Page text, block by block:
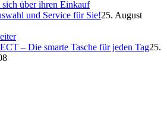
und Service für Sie!25. August
– Die smarte Tasche für jeden Tag25.